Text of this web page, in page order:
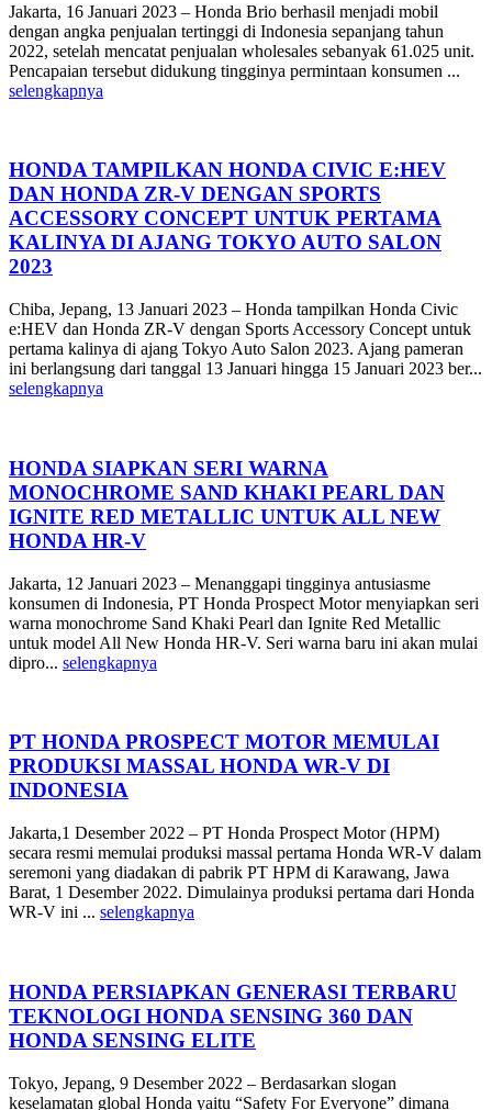
Jakarta, 16 Januari 2023 – Honda Brio berhasil menjadi mobil
dengan angka penjualan tertinggi di Indonesia sepanjang tahun
2022, setelah mencatat penjualan wholesales sebanyak 61.025 unit.
Pencapaian tersebut didukung tingginya permintaan konsumen ...
selengkapnya
HONDA TAMPILKAN HONDA CIVIC E:HEV
DAN HONDA ZR-V DENGAN SPORTS
ACCESSORY CONCEPT UNTUK PERTAMA
KALINYA DI AJANG TOKYO AUTO SALON
2023
Chiba, Jepang, 13 Januari 2023 – Honda tampilkan Honda Civic
e:HEV dan Honda ZR-V dengan Sports Accessory Concept untuk
pertama kalinya di ajang Tokyo Auto Salon 2023. Ajang pameran
ini berlangsung dari tanggal 13 Januari hingga 15 Januari 2023 ber...
selengkapnya
HONDA SIAPKAN SERI WARNA
MONOCHROME SAND KHAKI PEARL DAN
IGNITE RED METALLIC UNTUK ALL NEW
HONDA HR-V
Jakarta, 12 Januari 2023 – Menanggapi tingginya antusiasme
konsumen di Indonesia, PT Honda Prospect Motor menyiapkan seri
warna monochrome Sand Khaki Pearl dan Ignite Red Metallic
untuk model All New Honda HR-V. Seri warna baru ini akan mulai
dipro... selengkapnya
PT HONDA PROSPECT MOTOR MEMULAI
PRODUKSI MASSAL HONDA WR-V DI
INDONESIA
Jakarta,1 Desember 2022 – PT Honda Prospect Motor (HPM)
secara resmi memulai produksi massal pertama Honda WR-V dalam
seremoni yang diadakan di pabrik PT HPM di Karawang, Jawa
Barat, 1 Desember 2022. Dimulainya produksi pertama dari Honda
WR-V ini ... selengkapnya
HONDA PERSIAPKAN GENERASI TERBARU
TEKNOLOGI HONDA SENSING 360 DAN
HONDA SENSING ELITE
Tokyo, Jepang, 9 Desember 2022 – Berdasarkan slogan
keselamatan global Honda yaitu “Safety For Everyone” dimana